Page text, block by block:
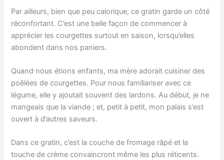
Par ailleurs, bien que peu calorique, ce gratin garde un côté
réconfortant. C’est une belle façon de commencer à
apprécier les courgettes surtout en saison, lorsqu’elles
abondent dans nos paniers.
Quand nous étions enfants, ma mère adorait cuisiner des
poêlées de courgettes. Pour nous familiariser avec ce
légume, elle y ajoutait souvent des lardons. Au début, je ne
mangeais que la viande ; et, petit à petit, mon palais s’est
ouvert à d’autres saveurs.
Dans ce gratin, c’est la couche de fromage râpé et la
touche de crème convaincront même les plus réticents.